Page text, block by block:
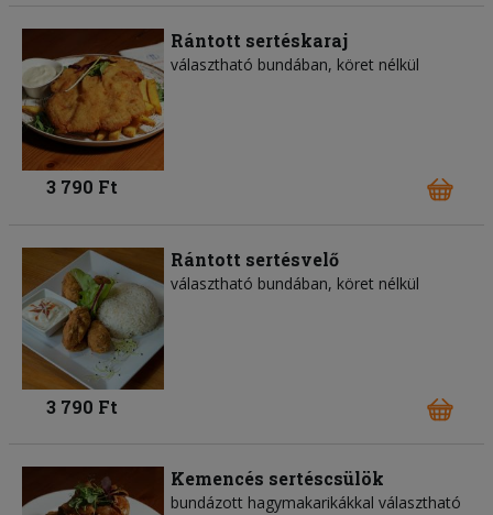
Rántott sertéskaraj
választható bundában, köret nélkül
3 790 Ft
Rántott sertésvelő
választható bundában, köret nélkül
3 790 Ft
Kemencés sertéscsülök
bundázott hagymakarikákkal választható